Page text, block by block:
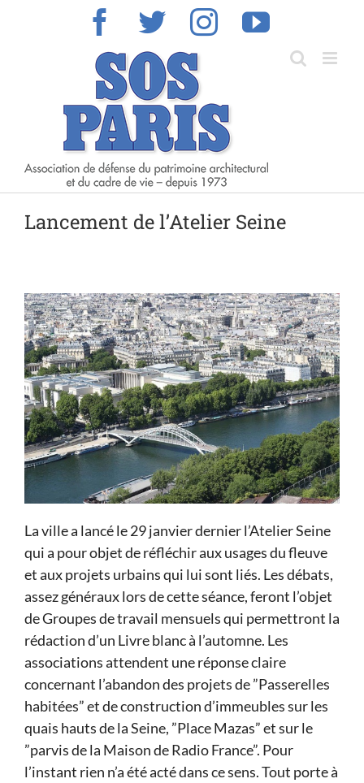
Facebook
TwitterInstagram
Lancement de l’Atelier Seine
La ville a lancé le 29 janvier dernier l’Atelier Seine
qui a pour objet de réfléchir aux usages du fleuve
et aux projets urbains qui lui sont liés. Les débats,
assez généraux lors de cette séance, feront l’objet
de Groupes de travail mensuels qui permettront la
rédaction d’un Livre blanc à l’automne. Les
associations attendent une réponse claire
concernant l’abandon des projets de ”Passerelles
habitées” et de construction d’immeubles sur les
quais hauts de la Seine, ”Place Mazas” et sur le
”parvis de la Maison de Radio France”. Pour
l’instant rien n’a été acté dans ce sens. Tout porte à